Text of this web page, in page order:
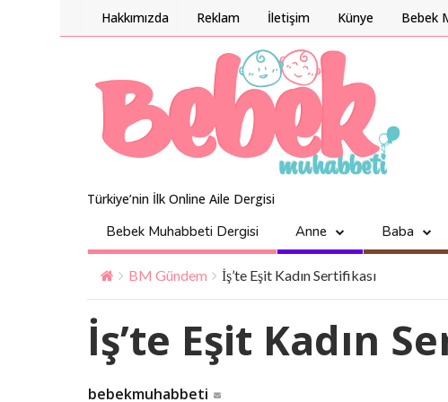
Hakkımızda Reklam İletişim Künye Bebek
Türkiye’nin İlk Online Aile Dergisi
Bebek Muhabbeti Dergisi Anne Baba
BM Gündem İş’te Eşit Kadın Sertifikası
İş’te Eşit Kadın
bebekmuhabbeti